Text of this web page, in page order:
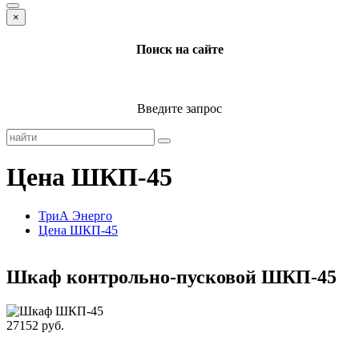
×
Поиск на сайте
Введите запрос
Цена ШКП-45
ТриА Энерго
Цена ШКП-45
Шкаф контрольно-пусковой ШКП-45
27152 руб.